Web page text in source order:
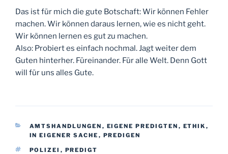
Das ist für mich die gute Botschaft: Wir können Fehler
machen. Wir können daraus lernen, wie es nicht geht.
Wir können lernen es gut zu machen.
Also: Probiert es einfach nochmal. Jagt weiter dem
Guten hinterher. Füreinander. Für alle Welt. Denn Gott
will für uns alles Gute.
KATEGORIEN
AMTSHANDLUNGEN , EIGENE PREDIGTEN , ETHIK ,
IN EIGENER SACHE , PREDIGEN
SCHLAGWÖRTER
POLIZEI , PREDIGT